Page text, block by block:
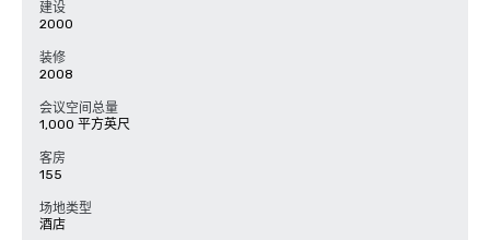
建设
2000
装修
2008
会议空间总量
1,000 平方英尺
客房
155
场地类型
酒店